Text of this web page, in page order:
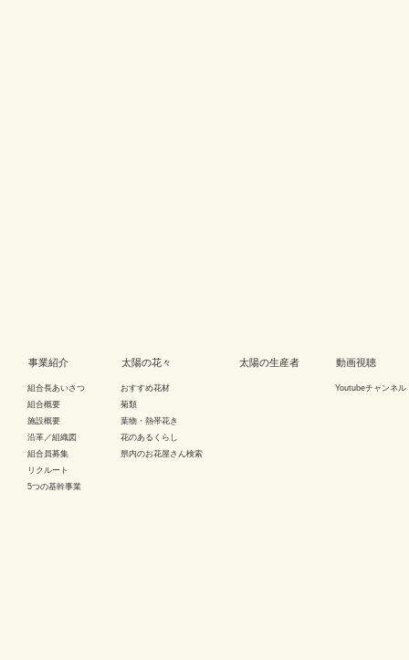
事業紹介
組合長あいさつ
組合概要
施設概要
沿革／組織図
組合員募集
リクルート
5つの基幹事業
太陽の花々
おすすめ花材
菊類
葉物・熱帯花き
花のあるくらし
県内のお花屋さん検索
太陽の生産者 動画視聴
Youtubeチャンネル